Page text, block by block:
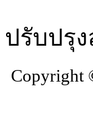
ปรับปรุ
Copyright